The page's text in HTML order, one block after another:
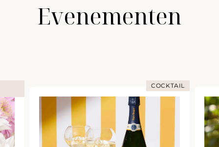
Evenementen
COCKTAIL